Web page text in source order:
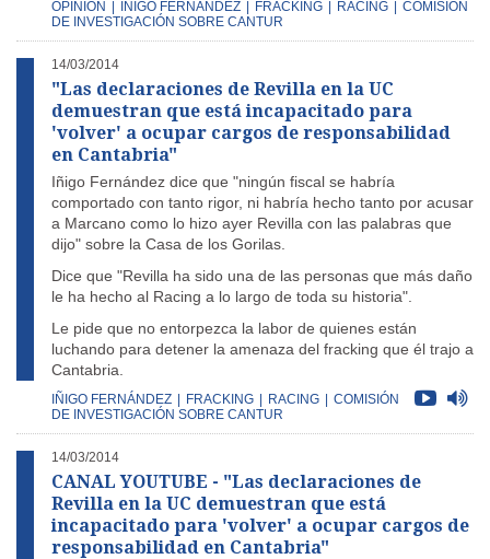
OPINIÓN IÑIGO FERNÁNDEZ FRACKING RACING
COMISIÓN
DE INVESTIGACIÓN SOBRE CANTUR
14/03/2014
"Las declaraciones de Revilla en la UC
demuestran que está incapacitado para
'volver' a ocupar cargos de responsabilidad
en Cantabria"
Iñigo Fernández dice que "ningún fiscal se habría
comportado con tanto rigor, ni habría hecho tanto por acusar
a Marcano como lo hizo ayer Revilla con las palabras que
dijo" sobre la Casa de los Gorilas.
Dice que "Revilla ha sido una de las personas que más daño
le ha hecho al Racing a lo largo de toda su historia".
Le pide que no entorpezca la labor de quienes están
luchando para detener la amenaza del fracking que él trajo a
Cantabria.
IÑIGO FERNÁNDEZ FRACKING RACING
COMISIÓN
DE INVESTIGACIÓN SOBRE CANTUR
14/03/2014
CANAL YOUTUBE - "Las declaraciones de
Revilla en la UC demuestran que está
incapacitado para 'volver' a ocupar cargos de
responsabilidad en Cantabria"